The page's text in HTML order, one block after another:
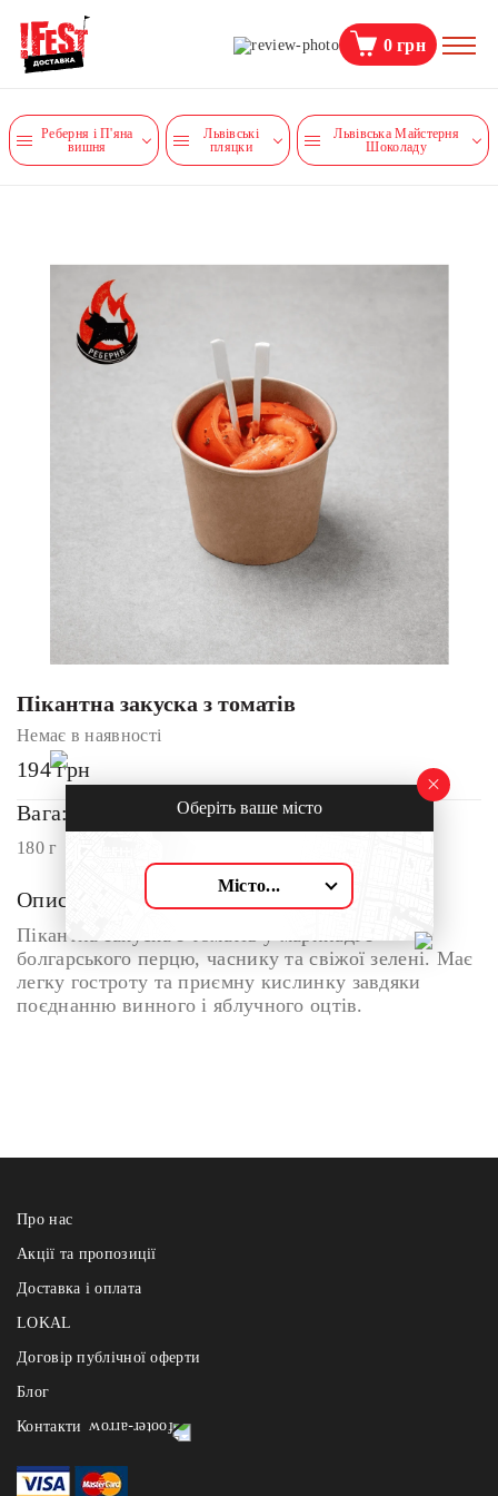
0грн
Реберня і П'яна
вишня
Львівські
пляцки
Львівська Майстерня
Шоколаду
Пікантна закуска з томатів
Немає в наявності
194 грн
Вага:
180 г
Опис:
Пікантна закуска з томатів у маринаді з
болгарського перцю, часнику та свіжої зелені. Має
легку гостроту та приємну кислинку завдяки
поєднанню винного і яблучного оцтів.
Про нас
Акції та пропозиції
Доставка і оплата
LOKAL
Договір публічної оферти
Блог
Контакти
- на Узвозі: +38 (067) 121 84 91, Андріївський узвіз 2а
Оберіть ваше місто
Місто...